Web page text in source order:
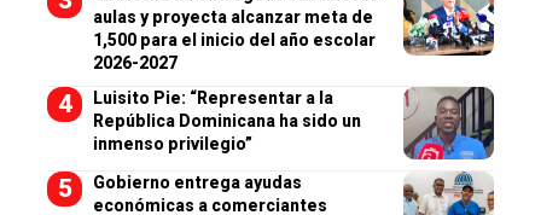
aulas y proyecta alcanzar meta de
1,500 para el inicio del año escolar
2026-2027
Luisito Pie: “Representar a la
República Dominicana ha sido un
inmenso privilegio”
Gobierno entrega ayudas
económicas a comerciantes